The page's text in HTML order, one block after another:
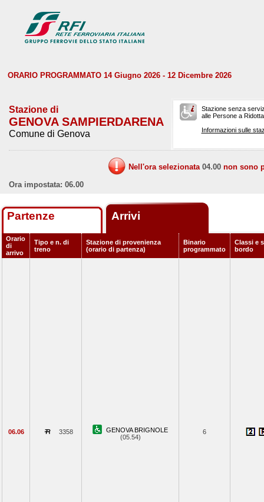
ORARIO PROGRAMMATO 14 Giugno 2026 - 12 Dicembre 2026
Stazione di
GENOVA SAMPIERDARENA
Comune di Genova
Stazione senza
alle Persone a
Informazioni sulle
Nell'ora selezionata 04.00 non sono
Ora impostata: 06.00
Partenze Arrivi
Orario
di
arrivo
Tipo e n. di
treno
Stazione di provenienza
(orario di partenza)
Binario
programmato
Classi e
bordo
06.06 3358
GENOVA BRIGNOLE
(05.54)
6